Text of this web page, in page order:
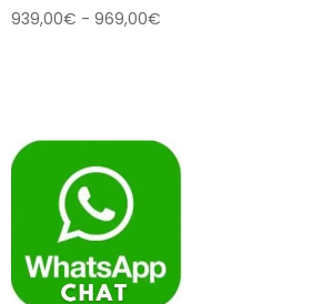
939,00€ - 969,00€
a
969,00€